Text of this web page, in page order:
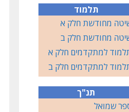
תלמוד
מחודשת חלק א
מחודשת חלק ב
למתקדמים חלק א
למתקדמים חלק ב
תנ"ך
שמואל